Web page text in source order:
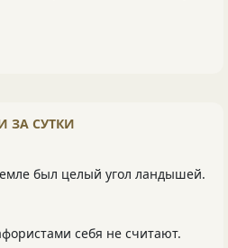
ЗА СУТКИ
был целый угол ландышей.
себя не считают.